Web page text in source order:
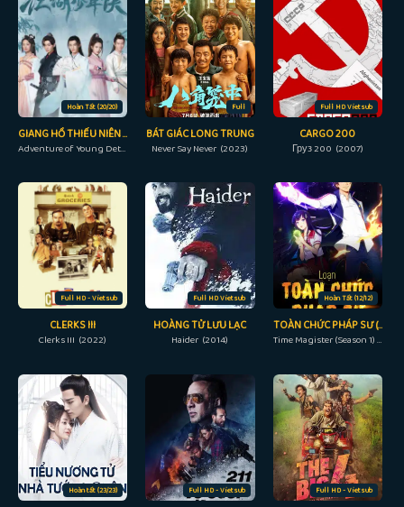
Hoàn Tất (20/20)
GIANG HỒ THIẾU NIÊN QUYẾT
Adventure of Young Detectives (2023)
Full
BÁT GIÁC LONG TRUNG
Never Say Never (2023)
Full HD Vietsub
CARGO 200
Груз 200 (2007)
Full HD - Vietsub
CLERKS III
Clerks III (2022)
Full HD Vietsub
HOÀNG TỬ LƯU LẠC
Haider (2014)
Hoàn Tất (12/12)
TOÀN CHỨC PHÁP SƯ (PHẦN 1)
Time Magister (Season 1) (2016)
Hoàn tất (23/23) Full HD - Vietsub Full HD - Vietsub